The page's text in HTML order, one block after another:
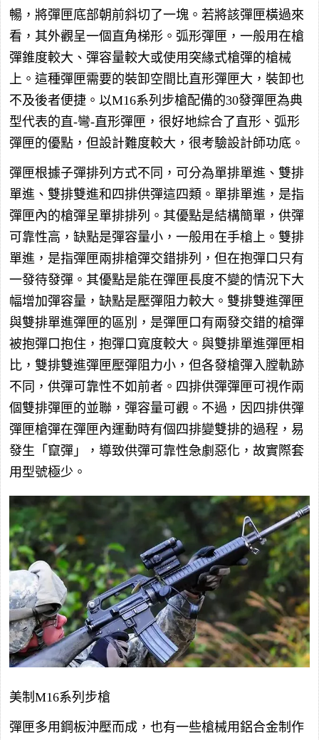
暢，將彈匣底部朝前斜切了一塊。若將該彈匣橫過來
看，其外觀呈一個直角梯形。弧形彈匣，一般用在槍
彈錐度較大、彈容量較大或使用突緣式槍彈的槍械
上。這種彈匣需要的裝卸空間比直形彈匣大，裝卸也
不及後者便捷。以M16系列步槍配備的30發彈匣為典
型代表的直-彎-直形彈匣，很好地綜合了直形、弧形
彈匣的優點，但設計難度較大，很考驗設計師功底。
彈匣根據子彈排列方式不同，可分為單排單進、雙排
單進、雙排雙進和四排供彈這四類。單排單進，是指
彈匣內的槍彈呈單排排列。其優點是結構簡單，供彈
可靠性高，缺點是彈容量小，一般用在手槍上。雙排
單進，是指彈匣兩排槍彈交錯排列，但在抱彈口只有
一發待發彈。其優點是能在彈匣長度不變的情況下大
幅增加彈容量，缺點是壓彈阻力較大。雙排雙進彈匣
與雙排單進彈匣的區別，是彈匣口有兩發交錯的槍彈
被抱彈口抱住，抱彈口寬度較大。與雙排單進彈匣相
比，雙排雙進彈匣壓彈阻力小，但各發槍彈入膛軌跡
不同，供彈可靠性不如前者。四排供彈彈匣可視作兩
個雙排彈匣的並聯，彈容量可觀。不過，因四排供彈
彈匣槍彈在彈匣內運動時有個四排變雙排的過程，易
發生「竄彈」，導致供彈可靠性急劇惡化，故實際套
用型號極少。
美制M16系列步槍
彈匣多用鋼板沖壓而成，也有一些槍械用鋁合金制作